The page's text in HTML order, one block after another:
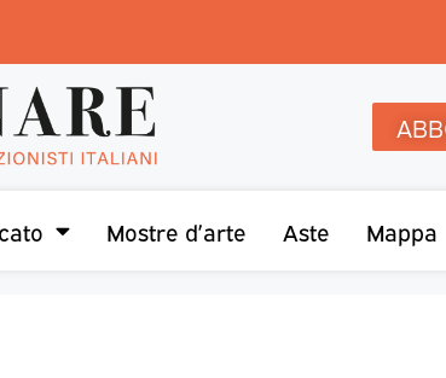
Mostre d’arte Aste Mappa